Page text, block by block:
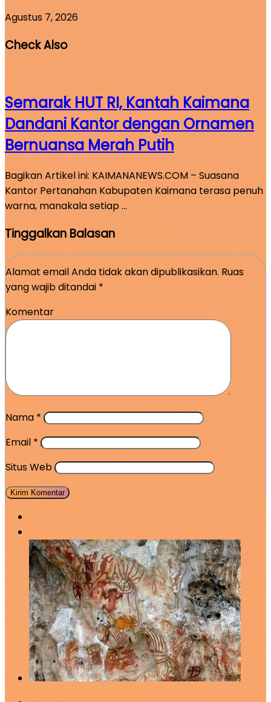
Agustus 7, 2026
Check Also
Semarak HUT RI, Kantah Kaimana
Dandani Kantor dengan Ornamen
Bernuansa Merah Putih
Bagikan Artikel ini: KAIMANANEWS.COM – Suasana
Kantor Pertanahan Kabupaten Kaimana terasa penuh
warna, manakala setiap …
Tinggalkan Balasan
Alamat email Anda tidak akan dipublikasikan. Ruas
yang wajib ditandai *
Komentar
Nama *
Email *
Situs Web